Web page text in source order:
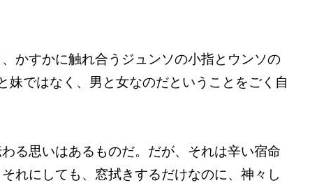
かすかに触れ合うジュンソの小指とウンソの
妹ではなく、男と女なのだということをごく自
る思いはあるものだ。だが、それは辛い宿命
れにしても、窓拭きするだけなのに、神々し